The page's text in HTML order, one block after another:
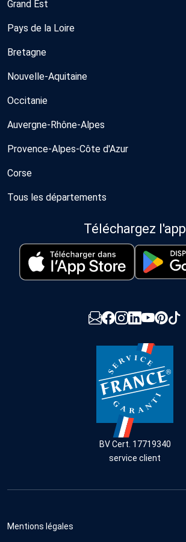
Grand Est
Pays de la Loire
Bretagne
Nouvelle-Aquitaine
Occitanie
Auvergne-Rhône-Alpes
Provence-Alpes-Côte d'Azur
Corse
Tous les départements
Téléchargez l'app
BV Cert. 17719340
service client
Mentions légales